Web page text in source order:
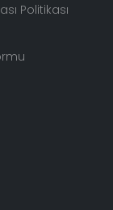
Politikası